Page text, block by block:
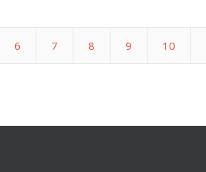
6 7 8 9 10